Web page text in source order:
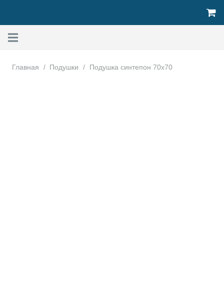
Главная / Подушки / Подушка синтепон 70х70